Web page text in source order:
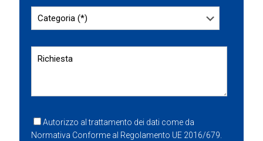
Autorizzo al trattamento dei dati come da
Normativa Conforme al Regolamento UE 2016/679.